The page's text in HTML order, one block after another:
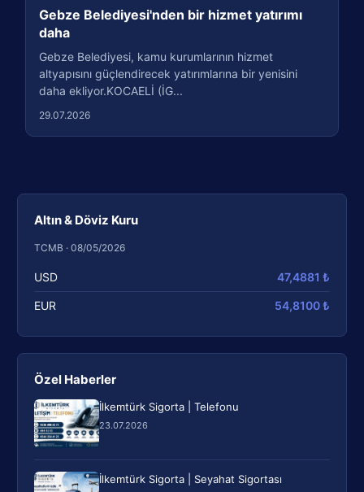
Altın & Döviz Kuru
TCMB · 08/05/2026
USD 47,4881 ₺
EUR 54,8100 ₺
Özel Haberler
İlkemtürk Sigorta | Telefonu
23.07.2026
İlkemtürk Sigorta | Seyahat Sigortası
Gebze Belediyesi'nden bir hizmet yatırımı
daha
Gebze Belediyesi, kamu kurumlarının hizmet
altyapısını güçlendirecek yatırımlarına bir yenisini
daha ekliyor.KOCAELİ (İG...
29.07.2026